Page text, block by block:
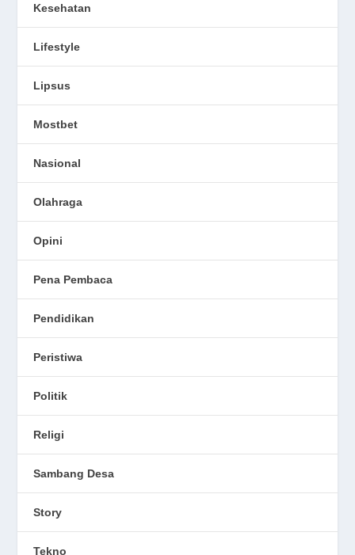
Kesehatan
Lifestyle
Lipsus
Mostbet
Nasional
Olahraga
Opini
Pena Pembaca
Pendidikan
Peristiwa
Politik
Religi
Sambang Desa
Story
Tekno